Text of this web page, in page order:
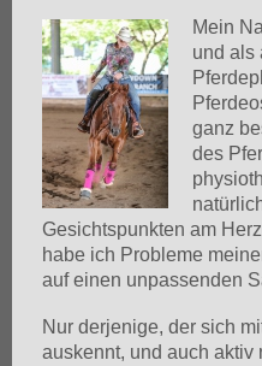
Mein
und als
ganz
des
Gesichtspunkten am
habe ich Probleme
auf einen unpassenden
Nur derjenige, der sich
auskennt, und auch aktiv